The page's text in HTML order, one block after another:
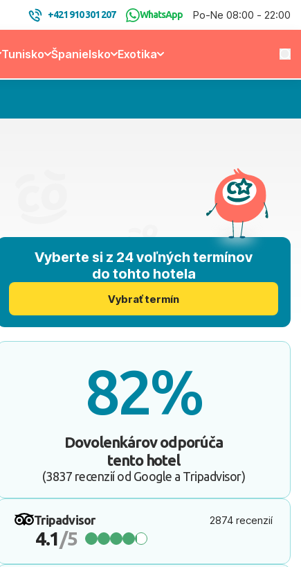
+421 910 301 207 WhatsApp Po-Ne 08:00 - 22:00
Tunisko Španielsko Exotika
Vyberte si z 24 voľných termínov
do tohto hotela
Vybrať termín
82%
Dovolenkárov odporúča
tento hotel
(3837 recenzií od Google a Tripadvisor)
Tripadvisor 2874 recenzií
4.1/5